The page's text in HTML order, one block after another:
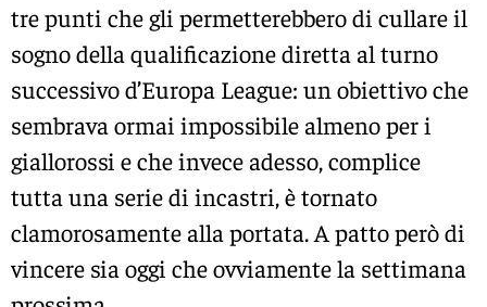
tre punti che gli permetterebbero di cullare il
sogno della qualificazione diretta al turno
successivo d’Europa League: un obiettivo che
sembrava ormai impossibile almeno per i
giallorossi e che invece adesso, complice
tutta una serie di incastri, è tornato
clamorosamente alla portata. A patto però di
vincere sia oggi che ovviamente la settimana